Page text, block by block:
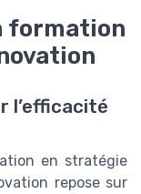
formation
l’efficacité
en stratégie
repose sur